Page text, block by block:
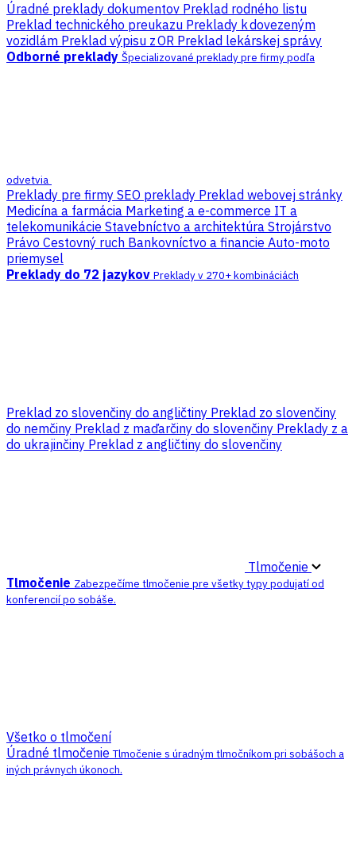
Úradné preklady dokumentov Preklad rodného listu
Preklad technického preukazu Preklady k dovezeným
vozidlám Preklad výpisu z OR Preklad lekárskej správy
Odborné preklady Špecializované preklady pre firmy podľa
odvetvia
Preklady pre firmy SEO preklady Preklad webovej stránky
Medicína a farmácia Marketing a e-commerce IT a
telekomunikácie Stavebníctvo a architektúra Strojárstvo
Právo Cestovný ruch Bankovníctvo a financie Auto-moto
priemysel
Preklady do 72 jazykov Preklady v 270+ kombináciách
Preklad zo slovenčiny do angličtiny Preklad zo slovenčiny
do nemčiny Preklad z maďarčiny do slovenčiny Preklady z a
do ukrajinčiny Preklad z angličtiny do slovenčiny
Tlmočenie
Tlmočenie Zabezpečíme tlmočenie pre všetky typy podujatí od
konferencií po sobáše.
Všetko o tlmočení
Úradné tlmočenieTlmočenie s úradným tlmočníkom pri sobášoch a
iných právnych úkonoch.